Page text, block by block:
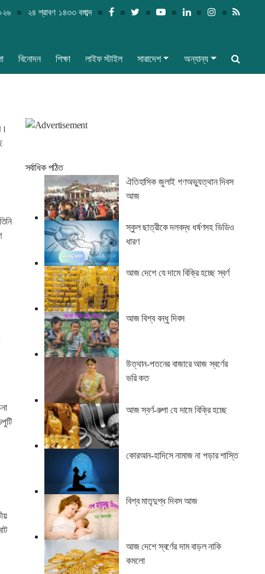
২৪ শ্রাবণ ১৪৩৩ বঙ্গাব্দ
বিনোদন শিক্ষা লাইফ স্টাইল সারাদেশ অন্যান্য
সর্বাধিক পঠিত
ঐতিহাসিক জুলাই গণঅভ্যুত্থান দিবস
আজ
স্কুল ছাত্রীকে দলবদ্ধ ধর্ষণসহ ভিডিও
ধারণ
আজ দেশে যে দামে বিক্রি হচ্ছে স্বর্ণ
আজ বিশ্ব বন্ধু দিবস
উত্থান-পতনের বাজারে আজ স্বর্ণের
ভরি কত
আজ স্বর্ণ-রুপা যে দামে বিক্রি হচ্ছে
কোরআন-হাদিসে নামাজ না পড়ার শাস্তি
বিশ্ব মাতৃদুগ্ধ দিবস আজ
আজ দেশে স্বর্ণের দাম বাড়ল নাকি
কমলো